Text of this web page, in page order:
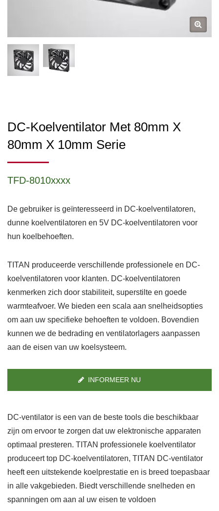
DC-Koelventilator Met 80mm X
80mm X 10mm Serie
TFD-8010xxxx
De gebruiker is geïnteresseerd in DC-koelventilatoren,
dunne koelventilatoren en 5V DC-koelventilatoren voor
hun koelbehoeften.
TITAN produceerde verschillende professionele en DC-
koelventilatoren voor klanten. DC-koelventilatoren
kenmerken zich door stabiliteit, superstilte en goede
warmteafvoer. We bieden een scala aan snelheidsopties
om aan uw specifieke behoeften te voldoen. Bovendien
kunnen we de bedrading en ventilatorlagers aanpassen
aan de eisen van uw koelsysteem.
INFORMEER NU
DC-ventilator is een van de beste tools die beschikbaar
zijn om ervoor te zorgen dat uw elektronische apparaten
optimaal presteren. TITAN professionele koelventilator
produceert top DC-koelventilatoren, TITAN DC-ventilator
heeft een uitstekende koelprestatie en is breed toepasbaar
in alle vakgebieden. Biedt verschillende snelheden en
spanningen om aan al uw eisen te voldoen